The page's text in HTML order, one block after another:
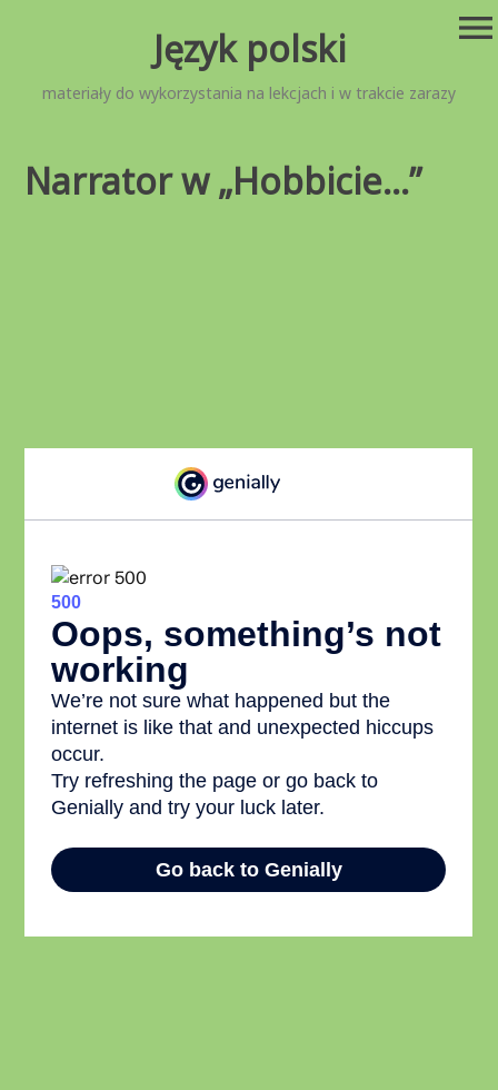
Język polski
materiały do wykorzystania na lekcjach i w trakcie zarazy
menu
Narrator w „Hobbicie…”